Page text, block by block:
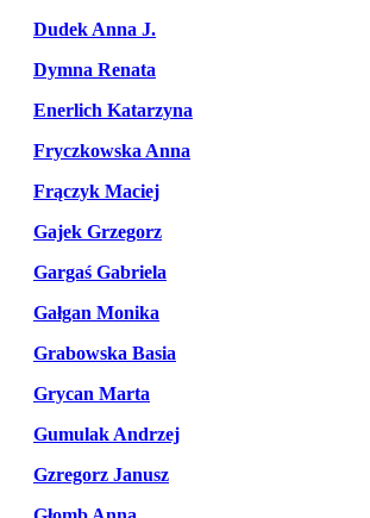
Dudek Anna J.
Dymna Renata
Enerlich Katarzyna
Fryczkowska Anna
Frączyk Maciej
Gajek Grzegorz
Gargaś Gabriela
Gałgan Monika
Grabowska Basia
Grycan Marta
Gumulak Andrzej
Gzregorz Janusz